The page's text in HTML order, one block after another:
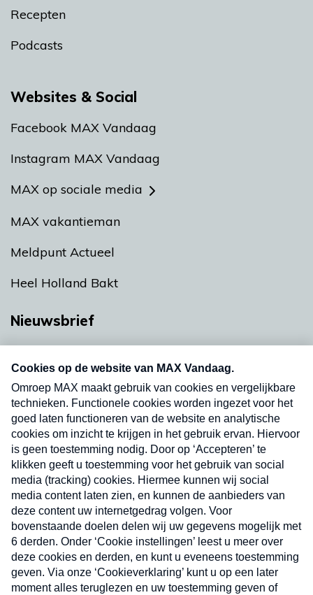
Recepten
Podcasts
Websites & Social
Facebook MAX Vandaag
Instagram MAX Vandaag
MAX op sociale media
MAX vakantieman
Meldpunt Actueel
Heel Holland Bakt
Nieuwsbrief
nieuwsbrief. Elke vrijdag- en dinsdagochtend in
uw mailbox.
Verzend
Nieuwsbrief
Neem hier een gratis abonnement op onze